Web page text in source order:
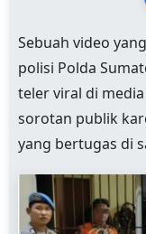
Sebuah video
polisi Polda
teler viral di
sorotan publik
yang bertugas di